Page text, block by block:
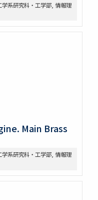
系研究科・工学部, 情報理
Main Brass
系研究科・工学部, 情報理